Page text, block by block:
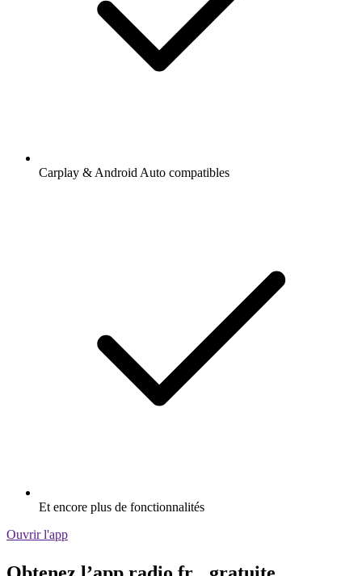
Carplay & Android Auto compatibles
Et encore plus de fonctionnalités
Ouvrir l'app